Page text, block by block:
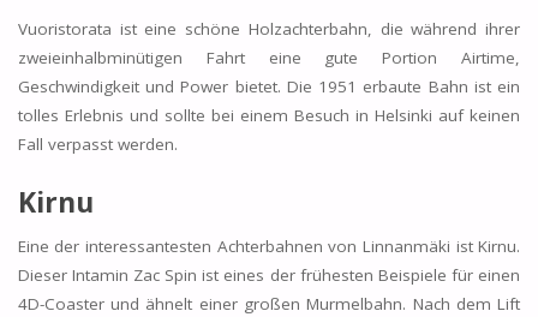
Vuoristorata ist eine schöne Holzachterbahn, die während ihrer
zweieinhalbminütigen Fahrt eine gute Portion Airtime,
Geschwindigkeit und Power bietet. Die 1951 erbaute Bahn ist ein
tolles Erlebnis und sollte bei einem Besuch in Helsinki auf keinen
Fall verpasst werden.
Kirnu
Eine der interessantesten Achterbahnen von Linnanmäki ist Kirnu.
Dieser Intamin Zac Spin ist eines der frühesten Beispiele für einen
4D-Coaster und ähnelt einer großen Murmelbahn. Nach dem Lift